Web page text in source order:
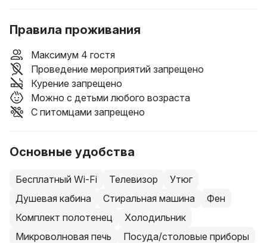
Правила проживания
Максимум 4 гостя
Проведение мероприятий запрещено
Курение запрещено
Можно с детьми любого возраста
С питомцами запрещено
Основные удобства
Бесплатный Wi-Fi Телевизор
Утюг
Душевая кабина
Стиральная машина
Фен
Комплект полотенец
Холодильник
Микроволновая печь
Посуда/столовые приборы